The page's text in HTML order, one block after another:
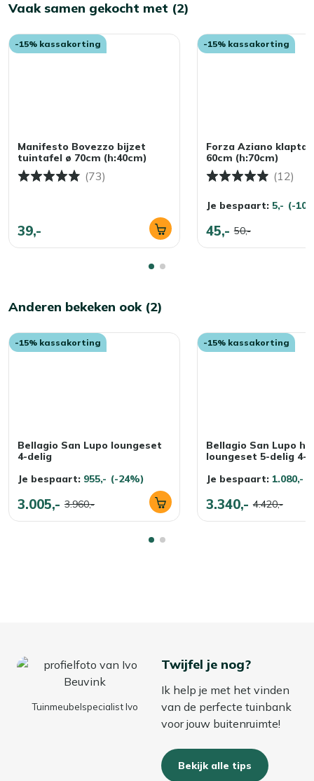
Vaak samen gekocht met (2)
-15% kassakorting
Manifesto Bovezzo bijzet
tuintafel ø 70cm (h:40cm)
(73)
39,-
-15% kassakorting
Forza Aziano
60cm (h:70cm)
(12)
Je bespaart: 5,- (-
45,- 50,-
Anderen bekeken ook (2)
-15% kassakorting
Bellagio San Lupo loungeset
4-delig
Je bespaart: 955,- (-24%)
3.005,- 3.960,-
-15% kassakorting
Bellagio San Lupo
loungeset 5-delig 4-
Je bespaart: 1.080,-
3.340,- 4.420,-
Tuinmeubelspecialist Ivo
Twijfel je nog?
Ik help je met het vinden
van de perfecte tuinbank
voor jouw buitenruimte!
Bekijk alle tips